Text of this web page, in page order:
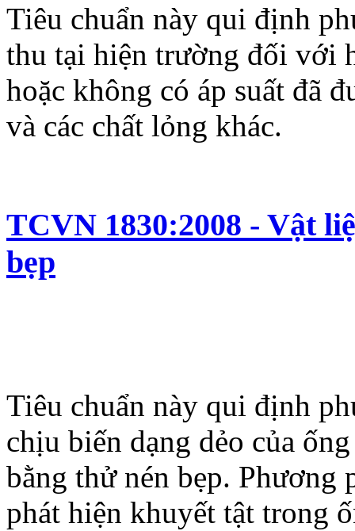
Tiêu chuẩn này qui định
thu tại hiện trường đối với
hoặc không có áp suất đã
và các chất lỏng khác.
TCVN 1830:2008 - Vật
bẹp
Tiêu chuẩn này qui định
chịu biến dạng dẻo của
bằng thử nén bẹp. Phương
phát hiện khuyết tật trong